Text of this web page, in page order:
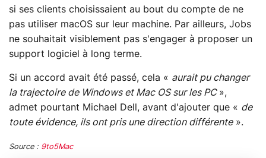
si ses clients choisissaient au bout du compte de ne
pas utiliser macOS sur leur machine. Par ailleurs, Jobs
ne souhaitait visiblement pas s'engager à proposer un
support logiciel à long terme.
Si un accord avait été passé, cela « aurait pu changer
la trajectoire de Windows et Mac OS sur les PC »,
admet pourtant Michael Dell, avant d'ajouter que « de
toute évidence, ils ont pris une direction différente».
Source : 9to5Mac